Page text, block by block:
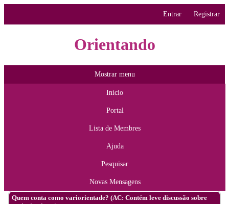
Entrar Registrar
Orientando
Mostrar menu
Início
Portal
Lista de Membres
Ajuda
Pesquisar
Novas Mensagens
Quem conta como variorientade? (AC: Contém leve discussão sobre